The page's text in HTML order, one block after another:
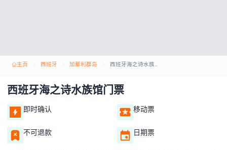
主页 西班牙 加那利群岛 西班牙海之诗水族馆门票
西班牙海之诗水族馆门票
即时确认 移动票
不可退款 日期票